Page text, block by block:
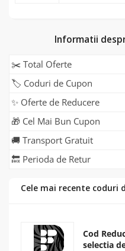
Informatii
✂️ Total Oferte
🏷️ Coduri de Cupon
✨ Oferte de Reducere
🎁 Cel Mai Bun Cupon
🚚 Transport Gratuit
🔙 Perioda de Retur
Cele mai recente coduri
Cod
selectia